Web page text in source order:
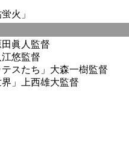
火」
田眞人監督
江悠監督
テスたち」大森一樹監督
界」上西雄大監督